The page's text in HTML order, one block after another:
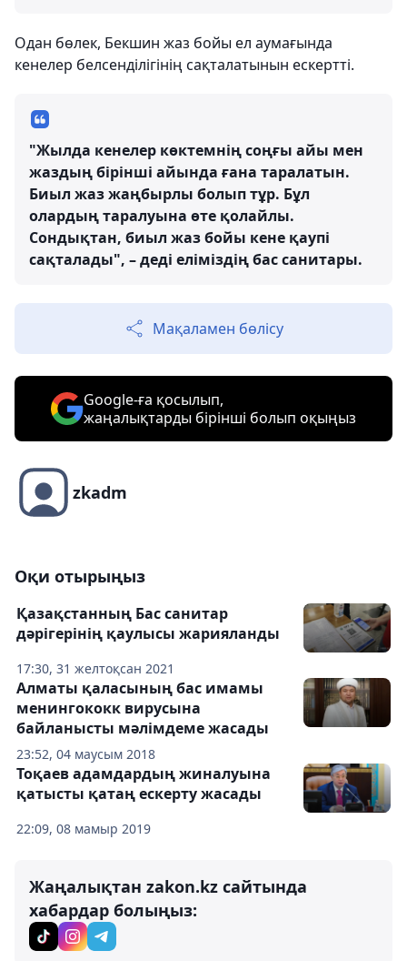
Одан бөлек, Бекшин жаз бойы ел аумағында
кенелер белсенділігінің сақталатынын ескертті.
"Жылда кенелер көктемнің соңғы айы мен
жаздың бірінші айында ғана таралатын.
Биыл жаз жаңбырлы болып тұр. Бұл
олардың таралуына өте қолайлы.
Сондықтан, биыл жаз бойы кене қаупі
сақталады", – деді еліміздің бас санитары.
Мақаламен бөлісу
Google-ға қосылып,
жаңалықтарды бірінші болып оқыңыз
zkadm
Оқи отырыңыз
17:30, 31 желтоқсан 2021
Қазақстанның Бас санитар
дәрігерінің қаулысы жарияланды
23:52, 04 маусым 2018
Алматы қаласының бас имамы
менингококк вирусына
байланысты мәлімдеме жасады
22:09, 08 мамыр 2019
Тоқаев адамдардың жиналуына
қатысты қатаң ескерту жасады
Жаңалықтан zakon.kz сайтында
хабардар болыңыз: